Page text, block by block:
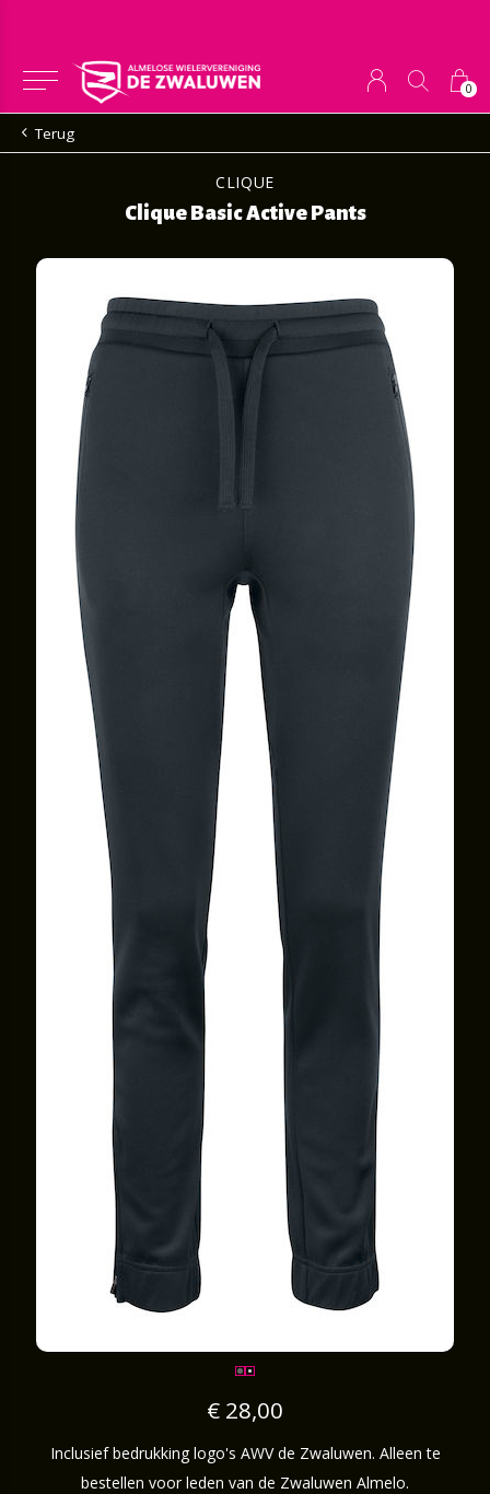
0
Terug
CLIQUE
Clique Basic Active Pants
€ 28,00
Inclusief bedrukking logo's AWV de Zwaluwen. Alleen te
bestellen voor leden van de Zwaluwen Almelo.